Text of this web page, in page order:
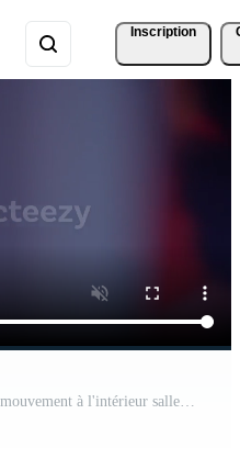
Inscription
sur de soi femelle la personne en mouvement à l'intérieur salle de miroirs voyant soi réflexion Vidéo Pro